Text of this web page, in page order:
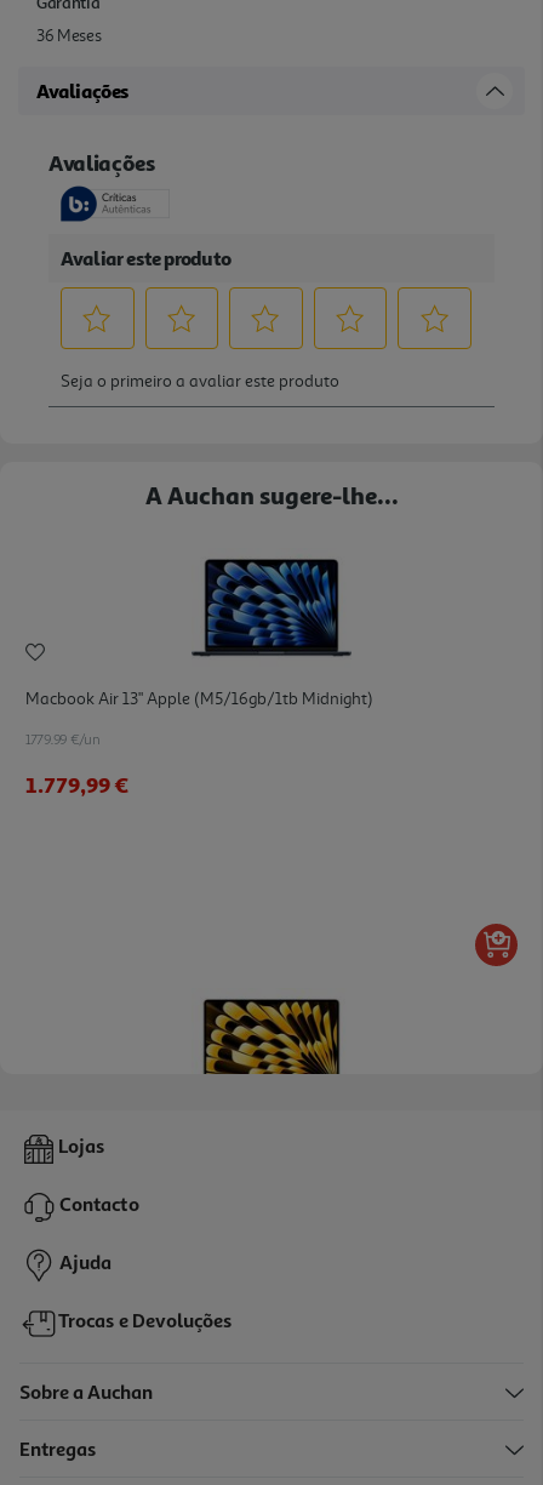
36 Meses
Avaliações
A Auchan sugere-lhe...
Macbook Air 13" Apple (m5/16gb/1tb Midnight)
1779.99 €/un
1.779,99 €
Macbook Air 13" Apple (m5/16gb/1tb Starlight)
1.779,99 €
Lojas
Contacto
Ajuda
Trocas e Devoluções
Sobre a Auchan
Entregas